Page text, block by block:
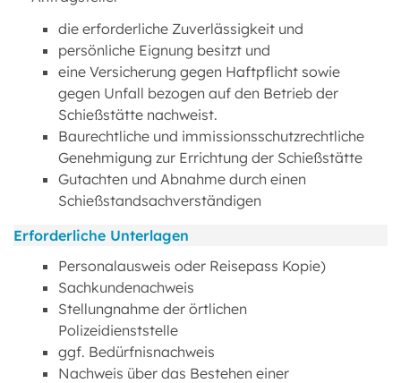
die erforderliche Zuverlässigkeit und
persönliche Eignung besitzt und
eine Versicherung gegen Haftpflicht sowie
gegen Unfall bezogen auf den Betrieb der
Schießstätte nachweist.
Baurechtliche und immissionsschutzrechtliche
Genehmigung zur Errichtung der Schießstätte
Gutachten und Abnahme durch einen
Schießstandsachverständigen
Erforderliche Unterlagen
Personalausweis oder Reisepass Kopie)
Sachkundenachweis
Stellungnahme der örtlichen
Polizeidienststelle
ggf. Bedürfnisnachweis
Nachweis über das Bestehen einer